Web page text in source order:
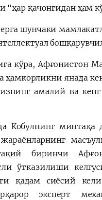
“ҳар қачонгидан ҳам
ерга шунчаки
кўра, Афғонистон
ҳамкорликни янада
амалий ва
Кобулнинг минтақа
биринчи
ўтказилиши
қадам сиёсий
эксперт